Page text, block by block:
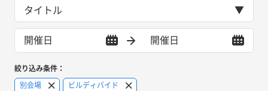
タイトル
絞り込み条件：
別会場
ビルディバイド